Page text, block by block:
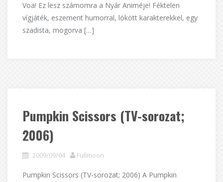
Voa! Ez lesz számomra a Nyár Animéje! Féktelen
vígjáték, eszement humorral, lökött karakterekkel, egy
szadista, mogorva […]
Pumpkin Scissors (TV-sorozat;
2006)
2009/09/04 Fullmoon
Pumpkin Scissors (TV-sorozat; 2006) A Pumpkin